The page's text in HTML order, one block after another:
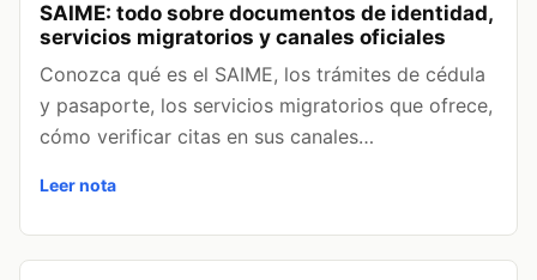
SAIME: todo sobre documentos de identidad,
servicios migratorios y canales oficiales
Conozca qué es el SAIME, los trámites de cédula
y pasaporte, los servicios migratorios que ofrece,
cómo verificar citas en sus canales…
Leer nota